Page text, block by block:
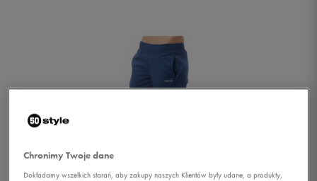
Chronimy Twoje dane
Dokładamy wszelkich starań, aby zakupy naszych Klientów były udane, a produkty,